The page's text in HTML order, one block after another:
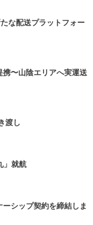
な配送プラットフォー
〜山陰エリアへ実運送
渡し
」就航
シップ契約を締結しま